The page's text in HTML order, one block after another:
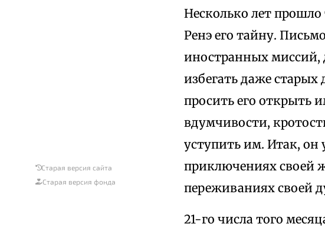
Старая версия сайта
Старая версия фонда
Несколько лет
Ренэ его тайну.
иностранных миссий,
избегать даже
просить его открыть
вдумчивости,
уступить им. Итак, он
приключениях своей
переживаниях своей
21-го числа того